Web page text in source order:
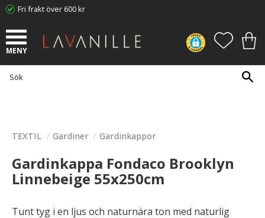
Fri frakt över 600 kr
TEXTIL Gardiner Gardinkappor
Gardinkappa Fondaco Brooklyn
Linnebeige 55x250cm
Tunt tyg i en ljus och naturnära ton med naturlig